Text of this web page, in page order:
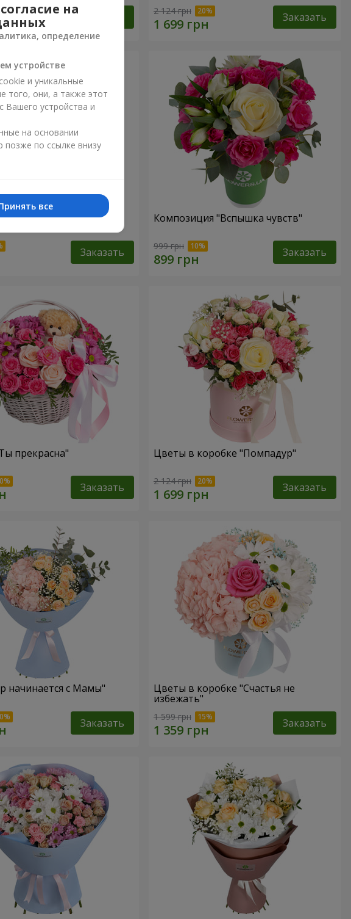
2 124 грн Заказать
"Нежный поцелуй"
Заказать
Композиция "Вспышка чувств"
999 грн Заказать
прекрасна"
Заказать
Цветы в коробке "Помпадур"
2 124 грн Заказать
начинается с Мамы"
Заказать
Цветы в коробке "Счастья не
избежать"
1 599 грн Заказать
на
определение
устройстве
и уникальные
того, они, а также этот
Вашего устройства и
на основании
по ссылке внизу
все